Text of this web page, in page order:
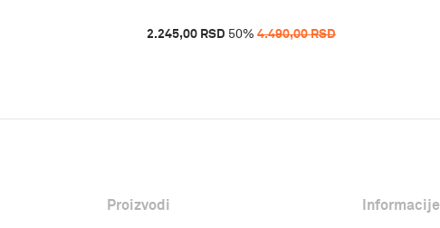
2.245,00 RSD 50% 4.490,00RSD
Proizvodi Informacije